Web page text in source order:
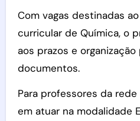
Com vagas destinadas
curricular de Química, o
aos prazos e
documentos.
Para professores da
em atuar na modalidade